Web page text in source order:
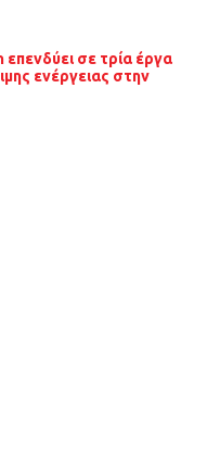
επενδύει σε τρία έργα
ενέργειας στην